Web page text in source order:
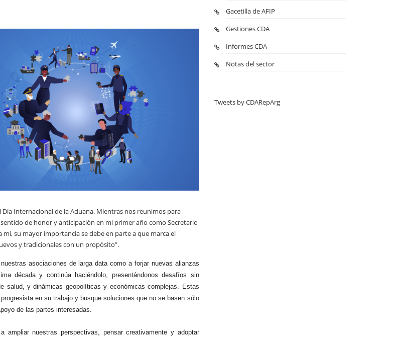
Internacional de la Aduana. Mientras nos reunimos para
de honor y anticipación en mi primer año como Secretario
su mayor importancia se debe en parte a que marca el
y tradicionales con un propósito”.
nuestras asociaciones de larga data como a forjar nuevas alianzas
década y continúa haciéndolo, presentándonos desafíos sin
salud, ydinámicas geopolíticas y económicas complejas. Estas
progresista en su trabajo y busque soluciones que no se basen sólo
de las partes interesadas.
nuestras perspectivas, pensar creativamente y adoptar
Gacetilla de AFIP
Gestiones CDA
Informes CDA
Notas del sector
Tweets by CDARepArg